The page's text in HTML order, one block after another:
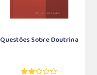
Questões Sobre Doutrina